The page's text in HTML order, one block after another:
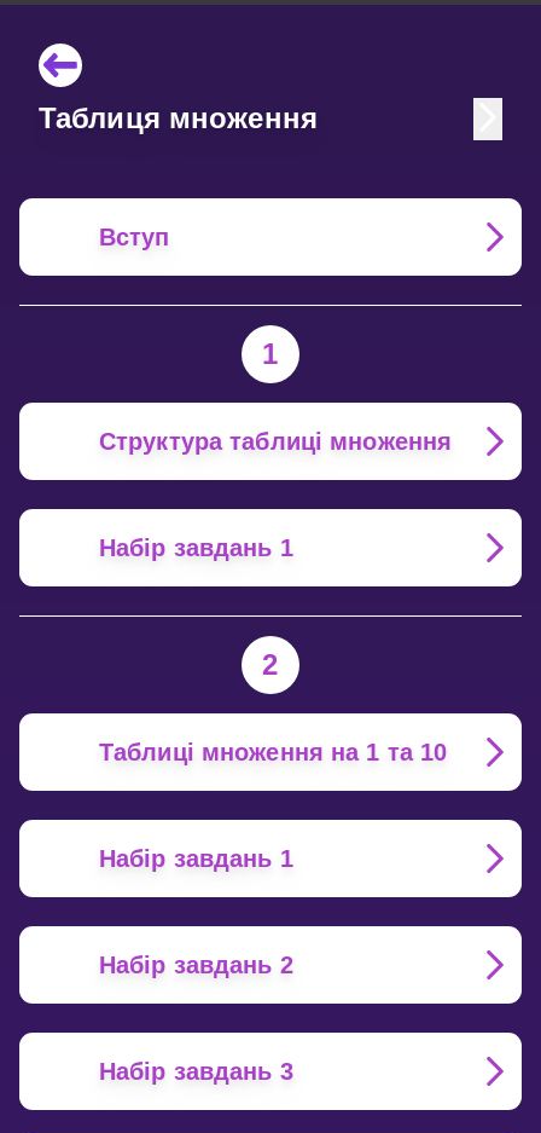
Таблиця множення
Вступ
1
Структура таблиці множення
Набір завдань 1
2
Таблиці множення на 1 та 10
Набір завдань 1
Набір завдань 2
Набір завдань 3